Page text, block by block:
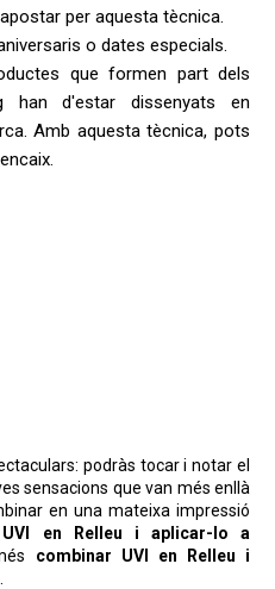
per aquesta tècnica.
o dates especials.
que formen part dels
han d'estar dissenyats en
Amb aquesta tècnica, pots
podràs tocar i notar el
sensacions que van més enllà
en una mateixa impressió
UVI en Relleu i aplicar-lo a
combinar UVI en Relleu i